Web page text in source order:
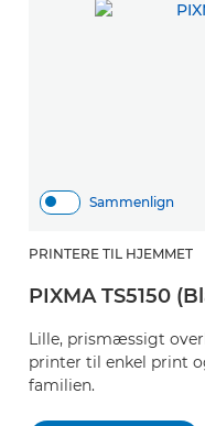
Sammenlign
PRINTERE TIL HJEMMET
PIXMA TS5150
Lille, prismæssigt
printer til enkel print
familien.